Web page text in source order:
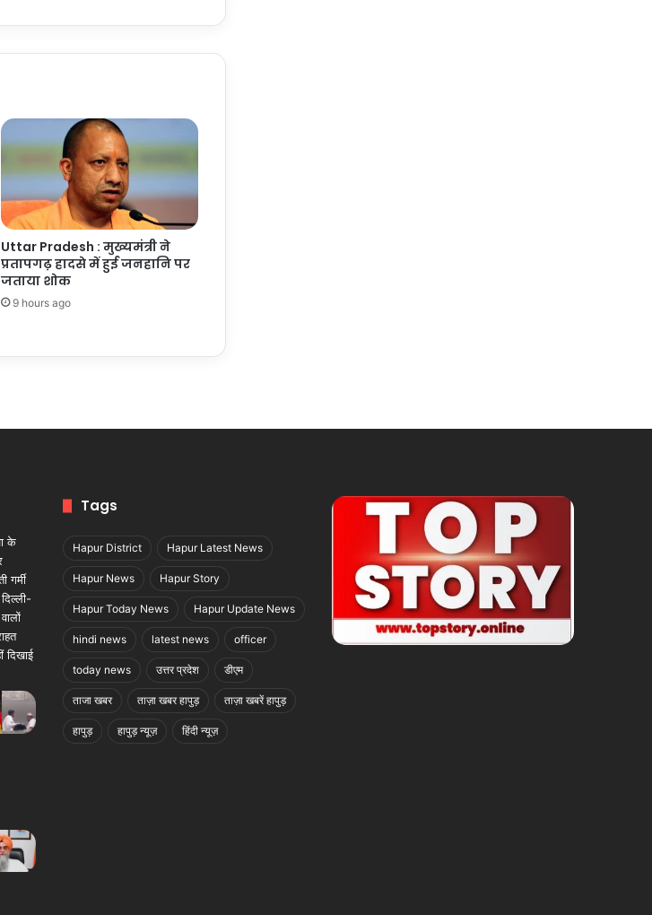
Uttar Pradesh : मुख्यमंत्री ने
प्रतापगढ़ हादसे में हुई जनहानि पर
जताया शोक
9 hours ago
Tags
Hapur District Hapur Latest News
Hapur News Hapur Story
Hapur Today News Hapur Update News
hindi news latest news officer
today news उत्तर प्रदेश डीएम
ताजा खबर ताज़ा खबर हापुड़ ताज़ा खबरें हापुड़
हापुड़ हापुड़ न्यूज़ हिंदी न्यूज़